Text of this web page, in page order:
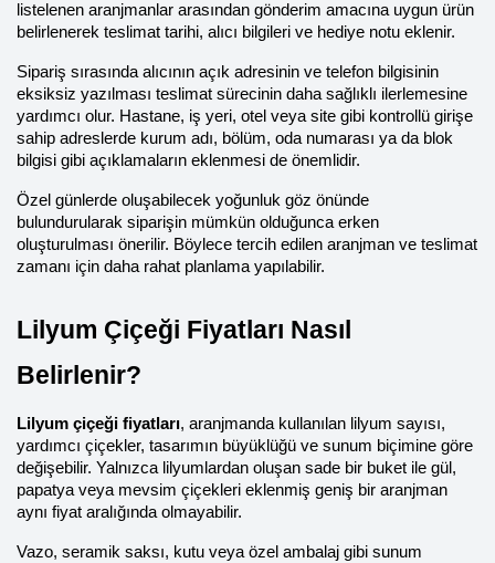
listelenen aranjmanlar arasından gönderim amacına uygun ürün
belirlenerek teslimat tarihi, alıcı bilgileri ve hediye notu eklenir.
Sipariş sırasında alıcının açık adresinin ve telefon bilgisinin
eksiksiz yazılması teslimat sürecinin daha sağlıklı ilerlemesine
yardımcı olur. Hastane, iş yeri, otel veya site gibi kontrollü girişe
sahip adreslerde kurum adı, bölüm, oda numarası ya da blok
bilgisi gibi açıklamaların eklenmesi de önemlidir.
Özel günlerde oluşabilecek yoğunluk göz önünde
bulundurularak siparişin mümkün olduğunca erken
oluşturulması önerilir. Böylece tercih edilen aranjman ve teslimat
zamanı için daha rahat planlama yapılabilir.
Lilyum Çiçeği Fiyatları Nasıl
Belirlenir?
Lilyum çiçeği fiyatları, aranjmanda kullanılan lilyum sayısı,
yardımcı çiçekler, tasarımın büyüklüğü ve sunum biçimine göre
değişebilir. Yalnızca lilyumlardan oluşan sade bir buket ile gül,
papatya veya mevsim çiçekleri eklenmiş geniş bir aranjman
aynı fiyat aralığında olmayabilir.
Vazo, seramik saksı, kutu veya özel ambalaj gibi sunum